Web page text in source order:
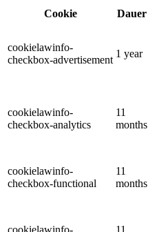
Cookie Dauer
cookielawinfo-
checkbox-advertisement
1 year
cookielawinfo-
checkbox-analytics
11
months
cookielawinfo-
checkbox-functional
11
months
cookielawinfo- 11